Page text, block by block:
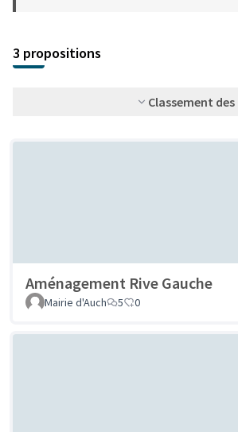
3 propositions
Classement
Aménagement Rive Gauche
Mairie d'Auch 5 0